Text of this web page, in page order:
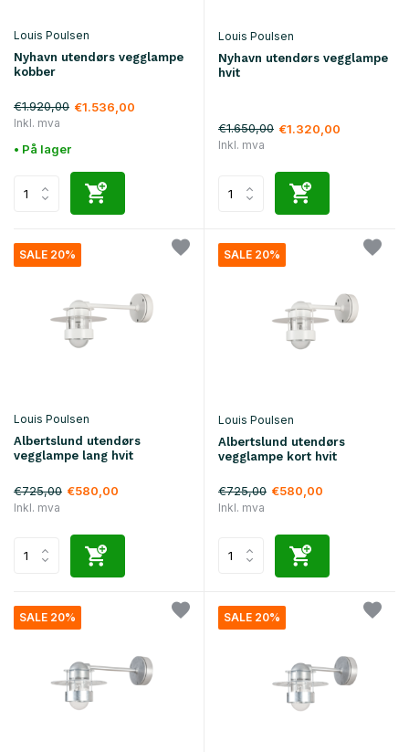
Louis Poulsen
Nyhavn utendørs vegglampe
kobber
€1.920,00 €1.536,00
Inkl. mva
• På lager
Louis Poulsen
Nyhavn utendørs vegglampe
hvit
€1.650,00 €1.320,00
Inkl. mva
SALE 20%
Louis Poulsen
Albertslund utendørs
vegglampe lang hvit
€725,00 €580,00
Inkl. mva
SALE 20%
Louis Poulsen
Albertslund utendørs
vegglampe kort hvit
€725,00 €580,00
Inkl. mva
SALE 20% SALE 20%